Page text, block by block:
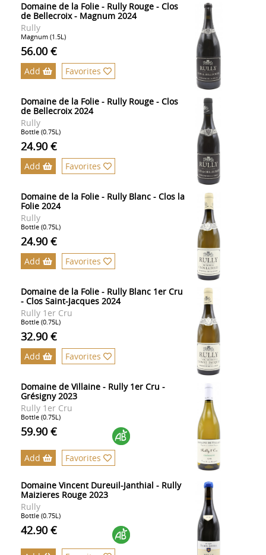
Domaine de la Folie - Rully Rouge - Clos
de Bellecroix - Magnum 2024
Rully
Magnum (1.5L)
56.00 €
Add Favorites
Domaine de la Folie - Rully Rouge - Clos
de Bellecroix 2024
Rully
Bottle (0.75L)
24.90 €
Add Favorites
Domaine de la Folie - Rully Blanc - Clos la
Folie 2024
Rully
Bottle (0.75L)
24.90 €
Add Favorites
Domaine de la Folie - Rully Blanc 1er Cru
- Clos Saint-Jacques 2024
Rully 1er Cru
Bottle (0.75L)
32.90 €
Add Favorites
Domaine de Villaine - Rully 1er Cru -
Grésigny 2023
Rully 1er Cru
Bottle (0.75L)
59.90 €
Add Favorites
Domaine Vincent Dureuil-Janthial - Rully
Maizieres Rouge 2023
Rully
Bottle (0.75L)
42.90 €